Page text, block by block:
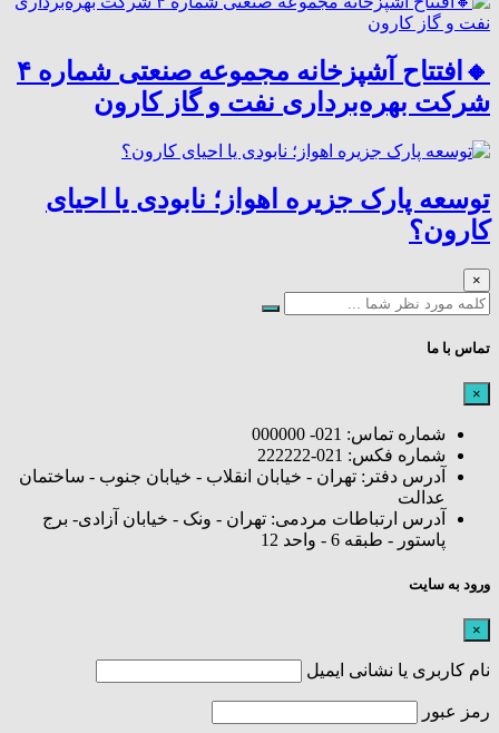
🔸افتتاح آشپزخانه مجموعه صنعتی شماره ۴
شرکت بهره‌برداری نفت و گاز کارون
توسعه پارک جزیره اهواز؛ نابودی یا احیای
کارون؟
×
تماس با ما
×
شماره تماس: 021- 000000
شماره فکس: 021-222222
آدرس دفتر: تهران - خیابان انقلاب - خیابان جنوب - ساختمان
عدالت
آدرس ارتباطات مردمی: تهران - ونک - خیابان آزادی- برج
پاستور - طبقه 6 - واحد 12
ورود به سایت
×
نام کاربری یا نشانی ایمیل
رمز عبور